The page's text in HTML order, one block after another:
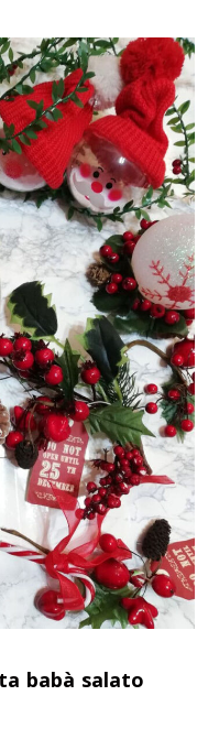
babà salato